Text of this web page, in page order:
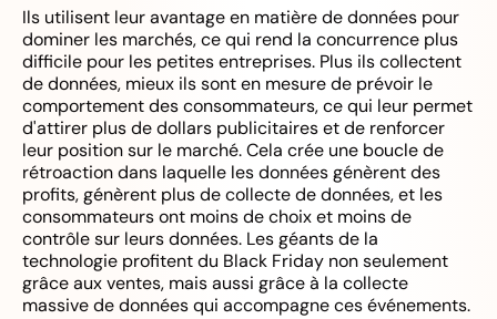
Ils utilisent leur avantage en matière de données pour
dominer les marchés, ce qui rend la concurrence plus
difficile pour les petites entreprises. Plus ils collectent
de données, mieux ils sont en mesure de prévoir le
comportement des consommateurs, ce qui leur permet
d'attirer plus de dollars publicitaires et de renforcer
leur position sur le marché. Cela crée une boucle de
rétroaction dans laquelle les données génèrent des
profits, génèrent plus de collecte de données, et les
consommateurs ont moins de choix et moins de
contrôle sur leurs données. Les géants de la
technologie profitent du Black Friday non seulement
grâce aux ventes, mais aussi grâce à la collecte
massive de données qui accompagne ces événements.